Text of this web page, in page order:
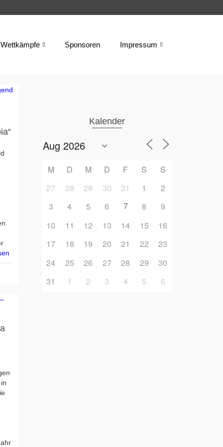
Wettkämpfe Sponsoren Impressum
Kalender
M D M D F S
S
27
28 29 30 31 1
2
3
4 5 6 7 8
9
10
11 12 13 14 15
16
17
18 19 20 21 22
23
24
25 26 27 28 29
30
31
1 2 3 4 5 6